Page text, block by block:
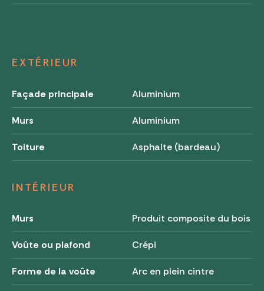
EXTÉRIEUR
Façade principale Aluminium
Murs Aluminium
Toiture Asphalte (bardeau)
INTÉRIEUR
Murs Produit composite du bois
Voûte ou plafond Crépi
Forme de la voûte Arc en plein cintre